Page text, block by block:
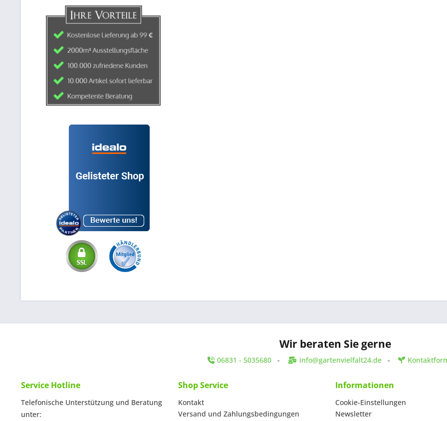
Wir beraten Sie gerne
06831 - 5035680 - info@gartenvielfalt24.de -
Service Hotline
Telefonische Unterstützung und Beratung
unter:
Shop Service
Kontakt
Versand und Zahlungsbedingungen
Informationen
Cookie-Einstellungen
Newsletter